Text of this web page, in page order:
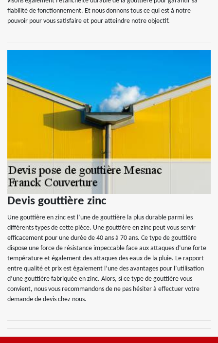
fiabilité de fonctionnement. Et nous donnons tous ce qui est à notre
pouvoir pour vous satisfaire et pour atteindre notre objectif.
Devis gouttière zinc
Une gouttière en zinc est l’une de gouttière la plus durable parmi les
différents types de cette pièce. Une gouttière en zinc peut vous servir
efficacement pour une durée de 40 ans à 70 ans. Ce type de gouttière
dispose une force de résistance impeccable face aux attaques d’une forte
température et également des attaques des eaux de la pluie. Le rapport
entre qualité et prix est également l’une des avantages pour l’utilisation
d’une gouttière fabriquée en zinc. Alors, si ce type de gouttière vous
convient, nous vous recommandons de ne pas hésiter à effectuer votre
demande de devis chez nous.